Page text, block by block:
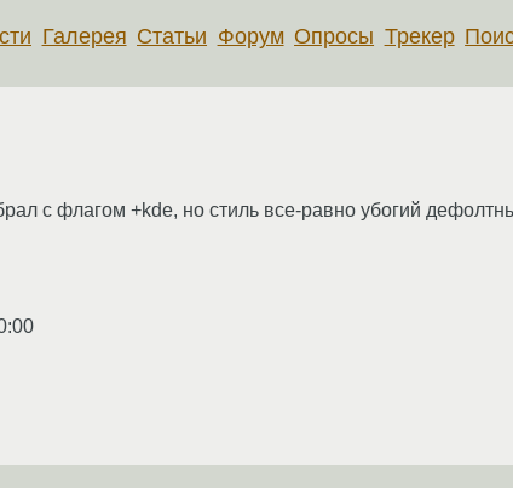
Галерея Статьи Форум Опросы Трекер
с флагом +kde, но стиль все-равно убогий